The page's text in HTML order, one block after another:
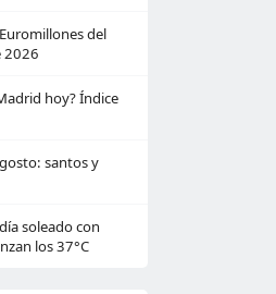
del
2026
hoy? Índice
santos y
soleado con
los 37°C